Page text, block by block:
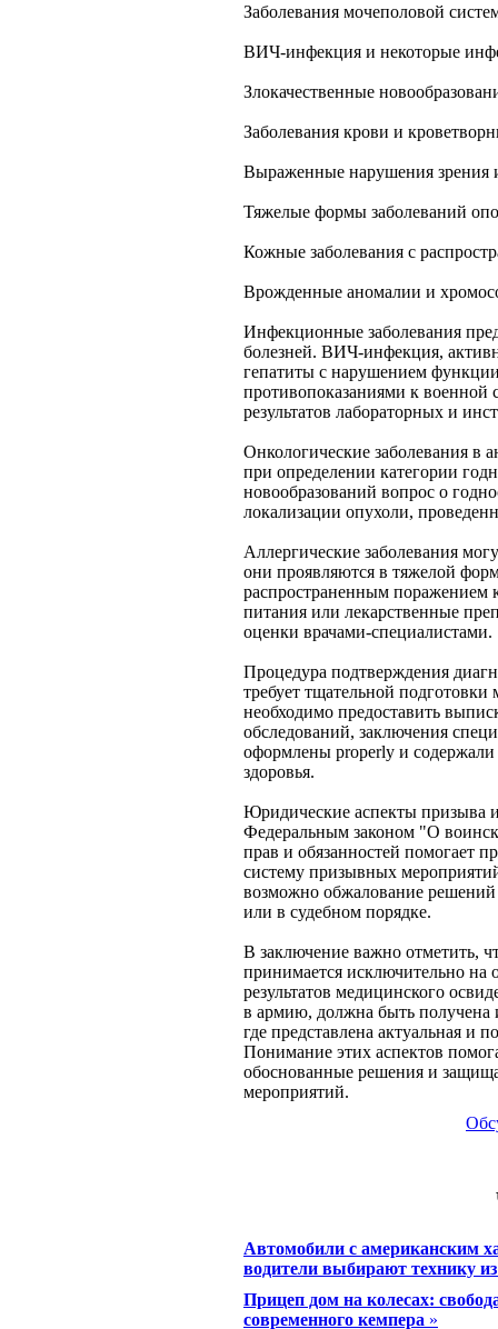
Заболевания мочеполовой
ВИЧ-инфекция и некоторые
Злокачественные
Заболевания крови и
Выраженные нарушения зрения
Тяжелые формы заболеваний
Кожные заболевания с
Врожденные аномалии и
Инфекционные заболевания
болезней. ВИЧ-инфекция,
гепатиты с нарушением
противопоказаниями к военной
результатов лабораторных и
Онкологические заболевания в
при определении категории
новообразований вопрос о
локализации опухоли,
Аллергические заболевания
они проявляются в тяжелой
распространенным поражением
питания или лекарственные
оценки врачами-специалистами.
Процедура подтверждения
требует тщательной
необходимо предоставить
обследований, заключения
оформлены properly и
здоровья.
Юридические аспекты призыва
Федеральным законом "О
прав и обязанностей помогает
систему призывных
возможно обжалование
или в судебном порядке.
В заключение важно отметить,
принимается исключительно на
результатов медицинского
в армию, должна быть получена
где представлена актуальная и
Понимание этих аспектов
обоснованные решения и
мероприятий.
Автомобили с американским
водители выбирают технику
Прицеп дом на колесах:
современного кемпера »